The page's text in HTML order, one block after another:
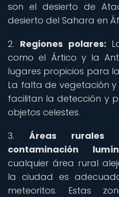
son el desierto de
desierto del Sahara en
2. Regiones polares:
como el Ártico y la
lugares propicios para
La falta de vegetación
facilitan la detección y
objetos celestes.
3.Áreas
contaminación
cualquier área rural
la ciudad es
meteoritos. Estas